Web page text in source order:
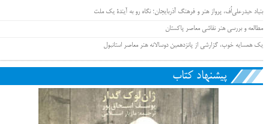
بنیاد حیدرعلی‌اُف، پرواز هنر و فرهنگ آذربایجان؛ نگاه رو به آیندۀ یک ملت
مطالعه و بررسی هنر نقاشی معاصر پاکستان
یک همسایه خوب، گزارشی از پانزدهمین دوسالانه هنر معاصر استانبول
پیشنهاد کتاب